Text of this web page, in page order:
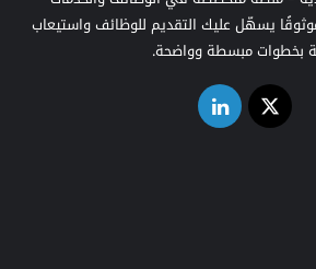
يسهّل عليك التقديم للوظائف واستيعاب
بخطوات مبسطة وواضحة.
‫X لينكدإن